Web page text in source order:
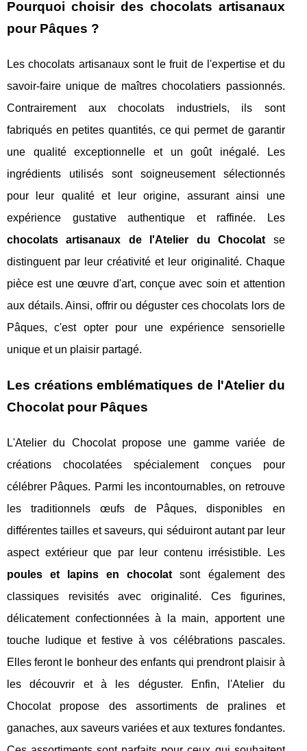
Pourquoi choisir des chocolats artisanaux
pour Pâques ?
Les chocolats artisanaux sont le fruit de l'expertise et du
savoir-faire unique de maîtres chocolatiers passionnés.
Contrairement aux chocolats industriels, ils sont
fabriqués en petites quantités, ce qui permet de garantir
une qualité exceptionnelle et un goût inégalé. Les
ingrédients utilisés sont soigneusement sélectionnés
pour leur qualité et leur origine, assurant ainsi une
expérience gustative authentique et raffinée. Les
chocolats artisanaux de l'Atelier du Chocolat se
distinguent par leur créativité et leur originalité. Chaque
pièce est une œuvre d'art, conçue avec soin et attention
aux détails. Ainsi, offrir ou déguster ces chocolats lors de
Pâques, c'est opter pour une expérience sensorielle
unique et un plaisir partagé.
Les créations emblématiques de l'Atelier du
Chocolat pour Pâques
L'Atelier du Chocolat propose une gamme variée de
créations chocolatées spécialement conçues pour
célébrer Pâques. Parmi les incontournables, on retrouve
les traditionnels œufs de Pâques, disponibles en
différentes tailles et saveurs, qui séduiront autant par leur
aspect extérieur que par leur contenu irrésistible. Les
poules et lapins en chocolat sont également des
classiques revisités avec originalité. Ces figurines,
délicatement confectionnées à la main, apportent une
touche ludique et festive à vos célébrations pascales.
Elles feront le bonheur des enfants qui prendront plaisir à
les découvrir et à les déguster. Enfin, l'Atelier du
Chocolat propose des assortiments de pralines et
ganaches, aux saveurs variées et aux textures fondantes.